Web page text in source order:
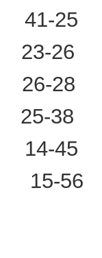
25
26
28
38
14-45
56